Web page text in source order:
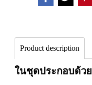
Product description
ในชุดประกอบด้วย